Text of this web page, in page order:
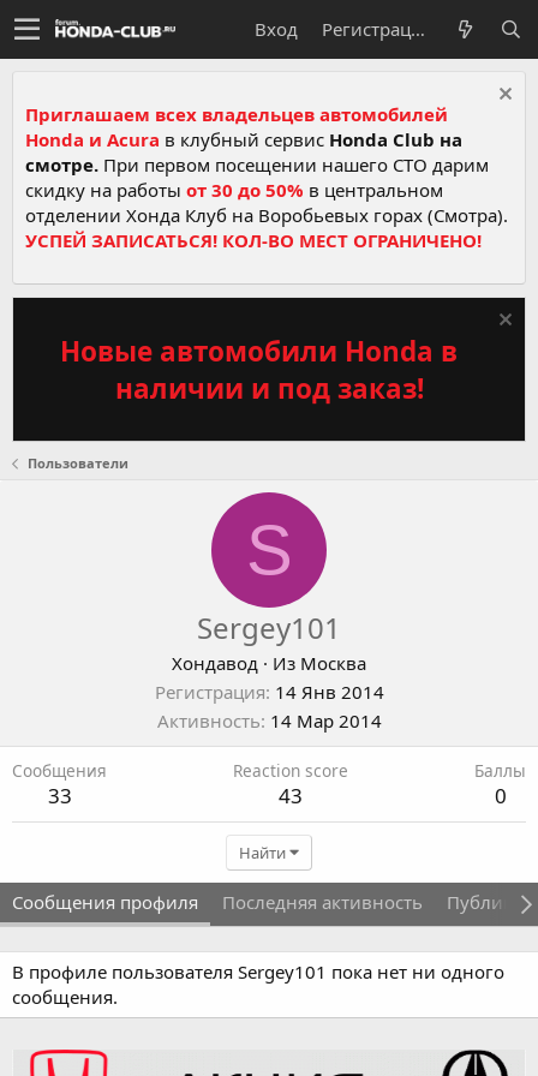
Вход Регистрация
Приглашаем всех владельцев автомобилей
Honda и Acura в клубный сервис Honda Club на
смотре. При первом посещении нашего СТО дарим
скидку на работы от 30 до 50% в центральном
отделении Хонда Клуб на Воробьевых горах (Смотра).
УСПЕЙ ЗАПИСАТЬСЯ! КОЛ-ВО МЕСТ ОГРАНИЧЕНО!
Новые автомобили Honda в
наличии и под заказ!
Пользователи
S
Sergey101
Хондавод · Из Москва
Регистрация 14 Янв 2014
Активность 14 Мар 2014
Сообщения
33
Reaction score
43
Баллы
0
Найти
Сообщения профиля Последняя активность
В профиле пользователя Sergey101 пока нет ни одного
сообщения.